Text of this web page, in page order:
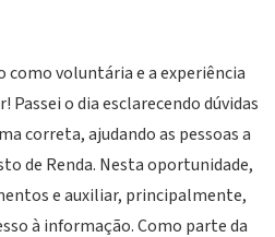
como voluntária e a experiência
o dia esclarecendo dúvidas
correta, ajudando as pessoas a
de Renda. Nesta oportunidade,
e auxiliar, principalmente,
à informação. Como parte da